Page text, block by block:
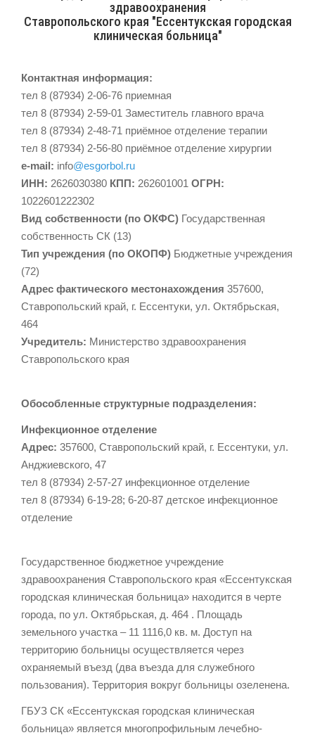
здравоохранения
Ставропольского края "Ессентукская городская
клиническая больница"
Контактная информация:
тел 8 (87934) 2-06-76 приемная
тел 8 (87934) 2-59-01 Заместитель главного врача
тел 8 (87934) 2-48-71 приёмное отделение терапии
тел 8 (87934) 2-56-80 приёмное отделение хирургии
e-mail: info@esgorbol.ru
ИНН: 2626030380 КПП: 262601001 ОГРН:
1022601222302
Вид собственности (по ОКФС) Государственная
собственность СК (13)
Тип учреждения (по ОКОПФ) Бюджетные учреждения
(72)
Адрес фактического местонахождения 357600,
Ставропольский край, г. Ессентуки, ул. Октябрьская,
464
Учредитель: Министерство здравоохранения
Ставропольского края
Обособленные структурные подразделения:
Инфекционное отделение
Адрес: 357600, Ставропольский край, г. Ессентуки, ул.
Анджиевского, 47
тел 8 (87934) 2-57-27 инфекционное отделение
тел 8 (87934) 6-19-28; 6-20-87 детское инфекционное
отделение
Государственное бюджетное учреждение
здравоохранения Ставропольского края «Ессентукская
городская клиническая больница» находится в черте
города, по ул. Октябрьская, д. 464 . Площадь
земельного участка – 11 1116,0 кв. м. Доступ на
территорию больницы осуществляется через
охраняемый въезд (два въезда для служебного
пользования). Территория вокруг больницы озеленена.
ГБУЗ СК «Ессентукская городская клиническая
больница» является многопрофильным лечебно-